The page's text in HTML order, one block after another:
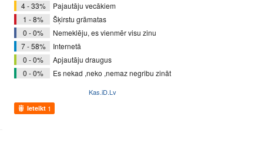
4 - 33%
Pajautāju vecākiem
1 - 8%
Šķirstu grāmatas
0 - 0%
Nemeklēju, es vienmēr visu zinu
7 - 58%
Internetā
0 - 0%
Apjautāju draugus
0 - 0%
Es nekad ,neko ,nemaz negribu zināt
Kas.iD.Lv
Ieteikt 1